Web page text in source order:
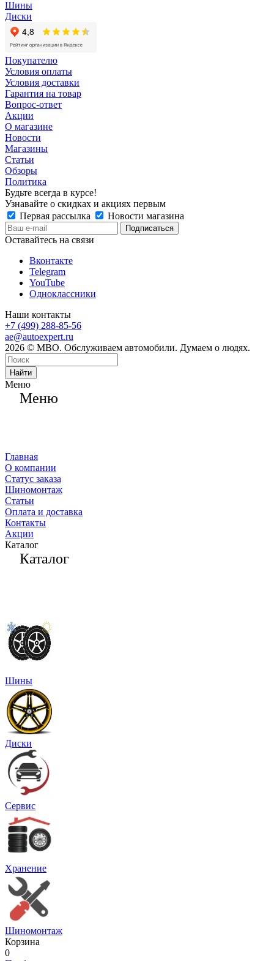
Шины
Диски
Покупателю
Условия оплаты
Условия доставки
Гарантия на товар
Вопрос-ответ
Акции
О магазине
Новости
Магазины
Статьи
Обзоры
Политика
Будьте всегда в курсе!
Узнавайте о скидках и акциях первым
Первая рассылка
Новости магазина
Оставайтесь на связи
Вконтакте
Telegram
YouTube
Одноклассники
Наши контакты
+7 (499) 288-85-56
ae@autoexpert.ru
2026 © МВО. Обслуживаем автомобили. Думаем о людях.
Найти
Меню
Меню
Главная
О компании
Статус заказа
Шиномонтаж
Статьи
Оплата и доставка
Контакты
Акции
Каталог
Каталог
Шины
Диски
Сервис
Хранение
Шиномонтаж
Корзина
0